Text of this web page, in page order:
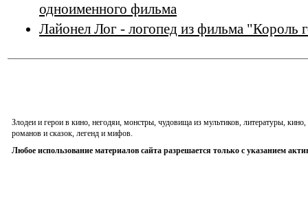
одноименного фильма
Лайонел Лог - логопед из фильма "Король
Злодеи и герои в кино, негодяи, монстры, чудовища из мультиков, литературы,
романов и сказок, легенд и мифов.
Любое использование материалов сайта разрешается только с указанием